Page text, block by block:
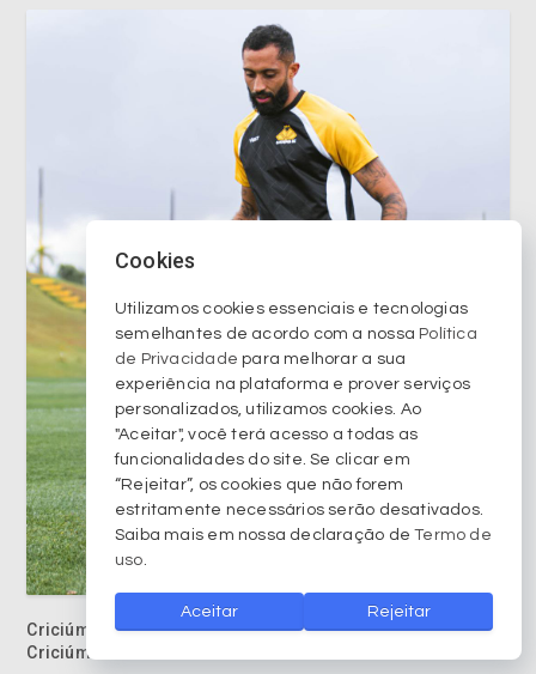
Criciúma Esporte Clube divulga Serviço de Jogo para
Criciúma X Náutico
Cookies
Utilizamos cookies essenciais e tecnologias
semelhantes de acordo com a nossa Política
de Privacidade para melhorar a sua
experiência na plataforma e prover serviços
personalizados, utilizamos cookies. Ao
"Aceitar", você terá acesso a todas as
funcionalidades do site. Se clicar em
“Rejeitar”, os cookies que não forem
estritamente necessários serão desativados.
Saiba mais em nossa declaração deTermo de
uso.
Aceitar Rejeitar